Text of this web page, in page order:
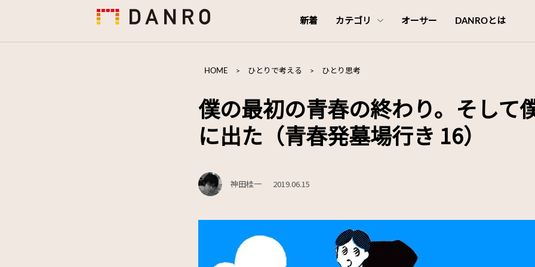
新着 カテゴリ オーサー DANROとは
HOME > ひとりで考える > ひとり思考
僕の最初の青春の終わり。そして
に出た（青春発墓場行き 16）
神田桂一 2019.06.15